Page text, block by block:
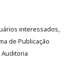
interessados,
de Publicação